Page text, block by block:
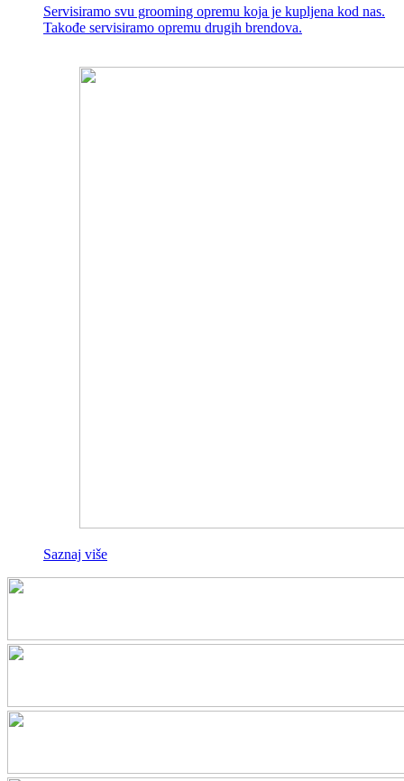
Servisiramo svu grooming opremu koja je kupljena kod nas.
Takođe servisiramo opremu drugih brendova.
Saznaj više